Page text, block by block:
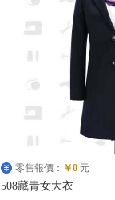
零售報價： ￥0 元
508藏青女大衣